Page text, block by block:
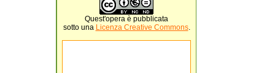
Quest'opera è pubblicata
sotto una Licenza Creative Commons.